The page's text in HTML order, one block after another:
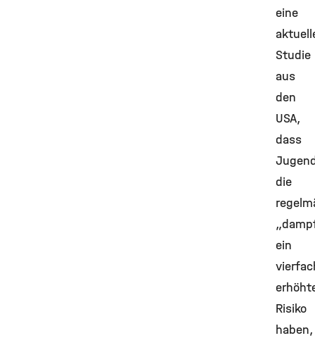
eine
Studie
aus
den
USA,
dass
die
ein
Risiko
haben,